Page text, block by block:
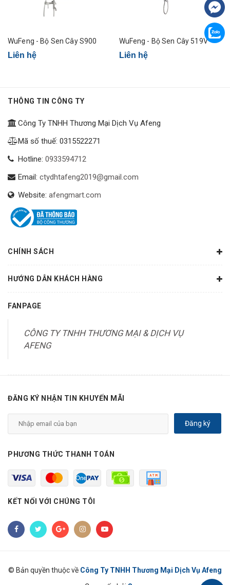
WuFeng - Bộ Sen Cây S900
Liên hệ
WuFeng - Bộ Sen Cây 519V
Liên hệ
THÔNG TIN CÔNG TY
Công Ty TNHH Thương Mại Dịch Vụ Afeng
Mã số thuế: 0315522271
Hotline: 0933594712
Email: ctydhtafeng2019@gmail.com
Website: afengmart.com
CHÍNH SÁCH
HƯỚNG DẪN KHÁCH HÀNG
FANPAGE
CÔNG TY TNHH THƯƠNG MẠI & DỊCH VỤ
AFENG
ĐĂNG KÝ NHẬN TIN KHUYẾN MÃI
Đăng ký
PHƯƠNG THỨC THANH TOÁN
KẾT NỐI VỚI CHÚNG TÔI
© Bản quyền thuộc về Công Ty TNHH Thương Mại Dịch Vụ Afeng